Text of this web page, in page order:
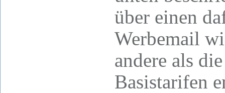
über einen
Werbemail
andere als
Basistarifen